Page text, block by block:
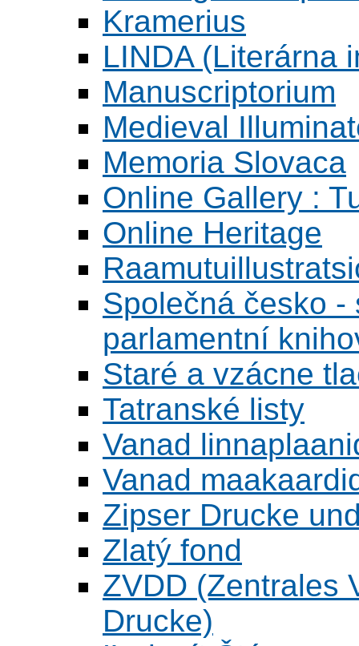
Kramerius
LINDA (Literárna
Manuscriptorium
Medieval
Memoria Slovaca
Online Gallery :
Online Heritage
Společná česko
parlamentní
Staré a vzácne
Tatranské listy
Vanad
Vanad
Zipser Drucke
Zlatý fond
ZVDD (Zentrales
Drucke)